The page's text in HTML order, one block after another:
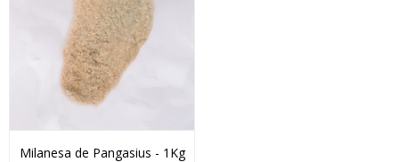
Milanesa de Pangasius - 1Kg